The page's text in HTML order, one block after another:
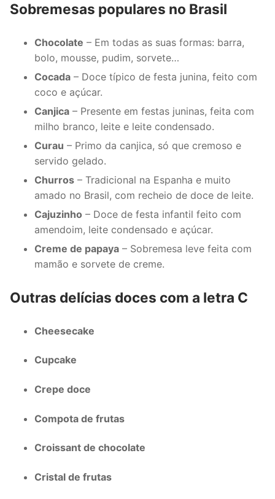
Sobremesas populares no Brasil
Chocolate – Em todas as suas formas: barra,
bolo, mousse, pudim, sorvete…
Cocada – Doce típico de festa junina, feito com
coco e açúcar.
Canjica – Presente em festas juninas, feita com
milho branco, leite e leite condensado.
Curau – Primo da canjica, só que cremoso e
servido gelado.
Churros – Tradicional na Espanha e muito
amado no Brasil, com recheio de doce de leite.
Cajuzinho – Doce de festa infantil feito com
amendoim, leite condensado e açúcar.
Creme de papaya – Sobremesa leve feita com
mamão e sorvete de creme.
Outras delícias doces com a letra C
Cheesecake
Cupcake
Crepe doce
Compota de frutas
Croissant de chocolate
Cristal de frutas